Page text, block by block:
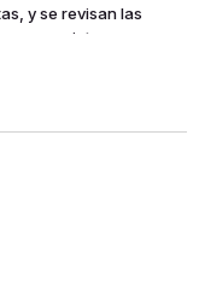
y se revisan las
que interesan no
quienes pretenden